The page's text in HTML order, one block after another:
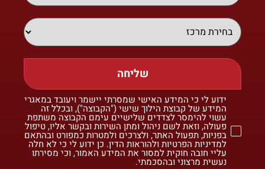
שליחה
ידוע לי כי המידע האישי שמסרתי יישמר ויעובד במאגרי
המידע של קבוצת הילוך שישי ("הקבוצה"), ובכלל זה
עשוי להימסר לצדדים שלישיים עימם הקבוצה משתפת
פעולה, וזאת לשם ניהול ומתן השירות ובקשר אליו, טיפול
בפניות, תפעול האתר, ולצרכים ולמטרות כמפורט ובהתאם
למדיניות הפרטיות ולהוראות הדין. כן ידוע לי כי לא חלה
עליי חובה חוקית למסור את המידע האמור, וכי מסירתו
נעשית מרצוני ובהסכמתי.